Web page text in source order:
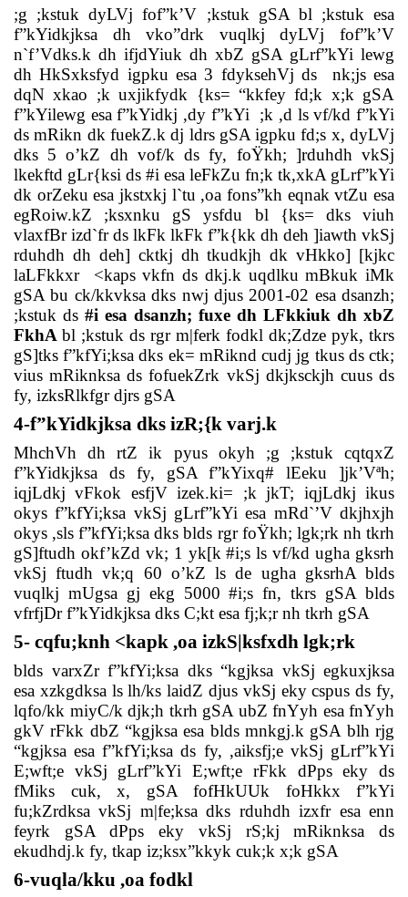
;g ;kstuk dyLVj fof”k’V ;kstuk gSA bl ;kstuk esa
f”kYidkjksa dh vko”drk vuqlkj dyLVj fof”k’V
n`f’Vdks.k dh ifjdYiuk dh xbZ gSA gLrf”kYi lewg
dh HkSxksfyd igpku esa 3 fdyksehVj ds
nk;js esa
dqN xkao ;k uxjikfydk {ks= “kkfey fd;k x;k gSA
f”kYilewg esa f”kYidkj ,dy f”kYi
;k ,d ls vf/kd f”kYi
ds mRikn dk fuekZ.k dj ldrs gSA igpku fd;s x, dyLVj
dks 5 o’kZ dh vof/k ds fy, foŸkh; ]rduhdh vkSj
lkekftd gLr{ksi ds #i esa leFkZu fn;k tk,xkA gLrf”kYi
dk orZeku esa jkstxkj l`tu ,oa fons”kh eqnak vtZu esa
egRoiw.kZ ;ksxnku gS ysfdu bl {ks= dks viuh
vlaxfBr izd`fr ds lkFk lkFk f”k{kk dh deh ]iawth vkSj
rduhdh dh deh] cktkj dh tkudkjh dk vHkko] [kjkc
laLFkkxr
<kaps vkfn ds dkj.k uqdlku mBkuk iMk
gSA bu ck/kkvksa dks nwj djus 2001-02 esa dsanzh;
;kstuk ds #i esa dsanzh; fuxe dh LFkkiuk dh xbZ
FkhA bl ;kstuk ds rgr m|ferk fodkl dk;Zdze pyk, tkrs
gS]tks f”kfYi;ksa dks ek= mRiknd cudj jg tkus ds ctk;
vius mRiknksa ds fofuekZrk vkSj dkjksckjh cuus ds
fy, izksRlkfgr djrs gSA
4-f”kYidkjksa dks izR;{k varj.k
MhchVh dh rtZ ik pyus okyh ;g ;kstuk cqtqxZ
f”kYidkjksa ds fy, gSA f”kYixq# lEeku ]jk’Vªh;
iqjLdkj vFkok esfjV izek.ki= ;k jkT; iqjLdkj ikus
okys f”kfYi;ksa vkSj gLrf”kYi esa mRd`’V dkjhxjh
okys ,sls f”kfYi;ksa dks blds rgr foŸkh; lgk;rk nh tkrh
gS]ftudh okf’kZd vk; 1 yk[k #i;s ls vf/kd ugha gksrh
vkSj ftudh vk;q 60 o’kZ ls de ugha gksrhA blds
vuqlkj mUgsa gj ekg 5000 #i;s fn, tkrs gSA blds
vfrfjDr f”kYidkjksa dks C;kt esa fj;k;r nh tkrh gSA
5- cqfu;knh <kapk ,oa izkS|ksfxdh lgk;rk
blds varxZr f”kfYi;ksa dks “kgjksa vkSj egkuxjksa
esa xzkgdksa ls lh/ks laidZ djus vkSj eky cspus ds fy,
lqfo/kk miyC/k djk;h tkrh gSA ubZ fnYyh esa fnYyh
gkV rFkk dbZ “kgjksa esa blds mnkgj.k gSA blh rjg
“kgjksa esa f”kfYi;ksa ds fy, ,aiksfj;e vkSj gLrf”kYi
E;wft;e vkSj gLrf”kYi E;wft;e rFkk dPps eky ds
fMiks cuk, x, gSA fofHkUUk foHkkx f”kYi
fu;kZrdksa vkSj m|fe;ksa dks rduhdh izxfr esa enn
feyrk gSA dPps eky vkSj rS;kj mRiknksa ds
ekudhdj.k fy, tkap iz;ksx”kkyk cuk;k x;k gSA
6-vuqla/kku ,oa fodkl